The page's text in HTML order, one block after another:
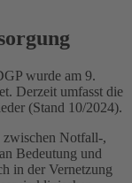
wurde am 9.
Derzeit umfasst die
(Stand 10/2024).
zwischen Notfall-,
Bedeutung und
in der Vernetzung